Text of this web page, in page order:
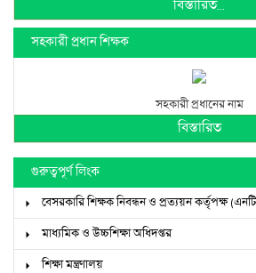
বিস্তারিত...
সহকারী প্রধান শিক্ষক
সহকারী প্রধানের নাম
বিস্তারিত
গুরুত্বপূর্ণ লিংক
বেসরকারি শিক্ষক নিবন্ধন ও প্রত্যয়ন কর্তৃপক্ষ
মাধ্যমিক ও উচ্চশিক্ষা অধিদপ্তর
শিক্ষা মন্ত্রণালয়